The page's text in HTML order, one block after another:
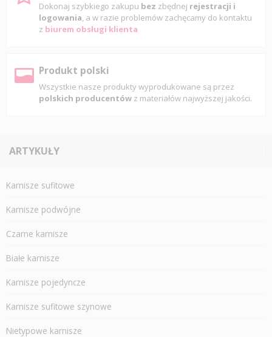
Dokonaj szybkiego zakupu bez zbędnej rejestracji i
logowania, a w razie problemów zachęcamy do kontaktu
z biurem obsługi klienta
Produkt polski
Wszystkie nasze produkty wyprodukowane są przez
polskich producentów z materiałów najwyższej jakości.
ARTYKUŁY
Karnisze sufitowe
Karnisze podwójne
Czarne karnisze
Białe karnisze
Karnisze pojedyncze
Karnisze sufitowe szynowe
Nietypowe karnisze